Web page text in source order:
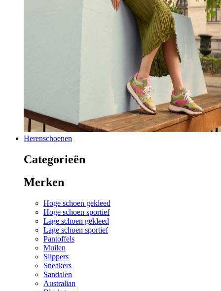
Herenschoenen
Categorieën
Merken
Hoge schoen gekleed
Hoge schoen sportief
Lage schoen gekleed
Lage schoen sportief
Pantoffels
Muilen
Slippers
Sneakers
Sandalen
Australian